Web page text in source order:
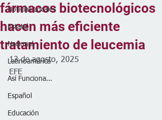
Noticias Locales
Estatal
Nacional
Latinoamérica
Así Funciona...
Español
Educación
fármacos biotecnológicos
hacen más eficiente
tratamiento de leucemia
13 de agosto, 2025
EFE